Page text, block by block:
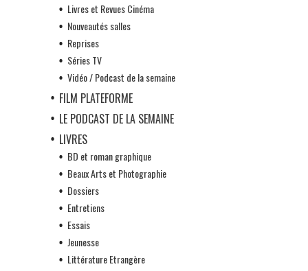
Livres et Revues Cinéma
Nouveautés salles
Reprises
Séries TV
Vidéo / Podcast de la semaine
FILM PLATEFORME
LE PODCAST DE LA SEMAINE
LIVRES
BD et roman graphique
Beaux Arts et Photographie
Dossiers
Entretiens
Essais
Jeunesse
Littérature Etrangère